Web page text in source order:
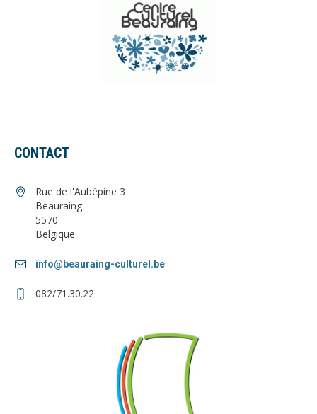
CONTACT
Rue de l'Aubépine 3
Beauraing
5570
Belgique
info@beauraing-culturel.be
082/71.30.22